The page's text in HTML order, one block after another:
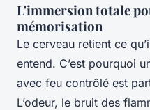
L'immersion totale
mémorisation
Le cerveau retient ce
entend. C’est pourquoi
avec feu contrôlé est
L’odeur, le bruit des